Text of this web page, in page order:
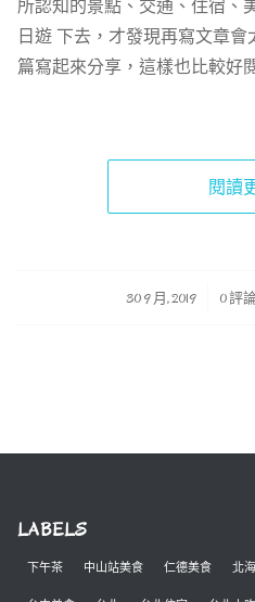
所認知的景點、交通、住宿、
日遊 下去，才發現再寫文章
篇寫起來分享，這樣也比較好
閱讀
30 9 月, 2019
/ 0 評
LABELS
下午茶 中山站美食 仁德美食 北